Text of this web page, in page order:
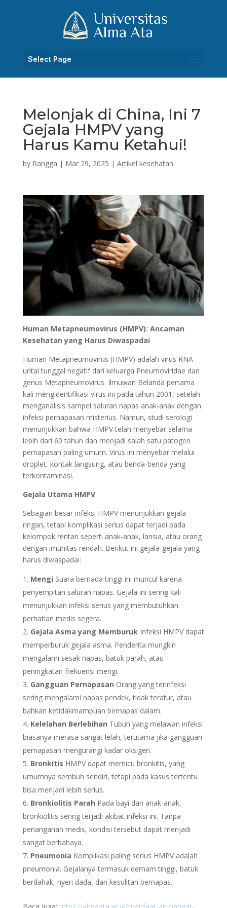
Select Page
Melonjak di China, Ini 7
Gejala HMPV yang
Harus Kamu Ketahui!
by Rangga | Mar 29, 2025 | Artikel kesehatan
Human Metapneumovirus (HMPV): Ancaman
Kesehatan yang Harus Diwaspadai
Human Metapneumovirus (HMPV) adalah virus RNA
untai tunggal negatif dari keluarga Pneumoviridae dan
genus Metapneumovirus. Ilmuwan Belanda pertama
kali mengidentifikasi virus ini pada tahun 2001, setelah
menganalisis sampel saluran napas anak-anak dengan
infeksi pernapasan misterius. Namun, studi serologi
menunjukkan bahwa HMPV telah menyebar selama
lebih dari 60 tahun dan menjadi salah satu patogen
pernapasan paling umum. Virus ini menyebar melalui
droplet, kontak langsung, atau benda-benda yang
terkontaminasi.
Gejala Utama HMPV
Sebagian besar infeksi HMPV menunjukkan gejala
ringan, tetapi komplikasi serius dapat terjadi pada
kelompok rentan seperti anak-anak, lansia, atau orang
dengan imunitas rendah. Berikut ini gejala-gejala yang
harus diwaspadai:
Mengi Suara bernada tinggi ini muncul karena
penyempitan saluran napas. Gejala ini sering kali
menunjukkan infeksi serius yang membutuhkan
perhatian medis segera.
Gejala Asma yang MemburukInfeksi HMPV dapat
memperburuk gejala asma. Penderita mungkin
mengalami sesak napas, batuk parah, atau
peningkatan frekuensi mengi.
Gangguan Pernapasan Orang yang terinfeksi
sering mengalami napas pendek, tidak teratur, atau
bahkan ketidakmampuan bernapas dalam.
Kelelahan Berlebihan Tubuh yang melawan infeksi
biasanya merasa sangat lelah, terutama jika gangguan
pernapasan mengurangi kadar oksigen.
Bronkitis HMPV dapat memicu bronkitis, yang
umumnya sembuh sendiri, tetapi pada kasus tertentu
bisa menjadi lebih serius.
Bronkiolitis Parah Pada bayi dan anak-anak,
bronkiolitis sering terjadi akibat infeksi ini. Tanpa
penanganan medis, kondisi tersebut dapat menjadi
sangat berbahaya.
Pneumonia Komplikasi paling serius HMPV adalah
pneumonia. Gejalanya termasuk demam tinggi, batuk
berdahak, nyeri dada, dan kesulitan bernapas.